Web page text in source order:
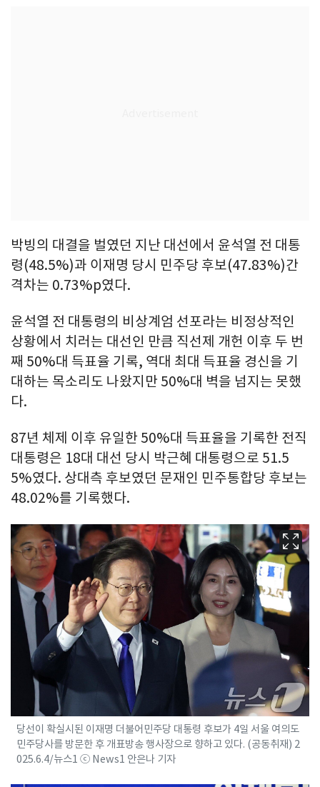
박빙의 대결을 벌였던 지난 대선에서 윤석열 전 대통
령(48.5%)과 이재명 당시 민주당 후보(47.83%)간
격차는 0.73%p였다.
윤석열 전 대통령의 비상계엄 선포라는 비정상적인
상황에서 치러는 대선인 만큼 직선제 개헌 이후 두 번
째 50%대 득표율 기록, 역대 최대 득표율 경신을 기
대하는 목소리도 나왔지만 50%대 벽을 넘지는 못했
다.
87년 체제 이후 유일한 50%대 득표율을 기록한 전직
대통령은 18대 대선 당시 박근혜 대통령으로 51.5
5%였다. 상대측 후보였던 문재인 민주통합당 후보는
48.02%를 기록했다.
당선이 확실시된 이재명 더불어민주당 대통령 후보가 4일 서울 여의도
민주당사를 방문한 후 개표방송 행사장으로 향하고 있다. (공동취재) 2
025.6.4/뉴스1 ⓒ News1 안은나 기자